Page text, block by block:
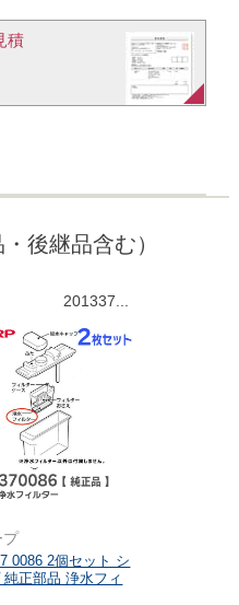
積​
後継品含む）
201337...
プ
0086 2個セット シ
純正部品 浄水フィ